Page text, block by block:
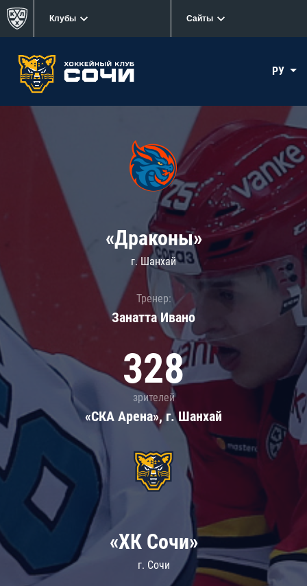
Клубы Сайты
РУ
«Драконы»
г. Шанхай
Тренер:
Занатта Иванo
328
зрителей
«СКА Арена», г. Шанхай
«ХК Сочи»
г. Сочи